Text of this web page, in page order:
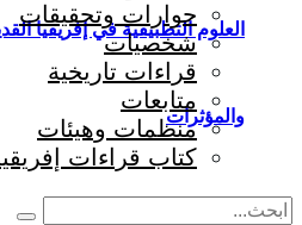
العلوم التطبيقية في إفريقيا
والمؤثرات
حوارات وتحقيقات
شخصيات
قراءات تاريخية
متابعات
منظمات وهيئات
كتاب قراءات